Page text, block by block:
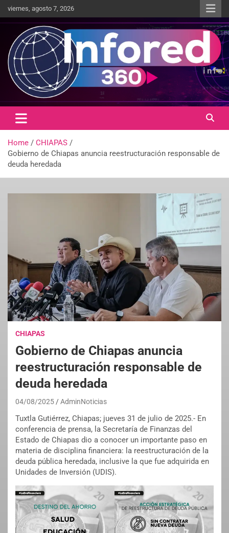
viernes, agosto 7, 2026
infored360.mx
Un giro en la información
Home
CHIAPAS
Gobierno de Chiapas anuncia reestructuración responsable de
deuda heredada
CHIAPAS
Gobierno de Chiapas anuncia
reestructuración responsable de
deuda heredada
04/08/2025 AdminNoticias
Tuxtla Gutiérrez, Chiapas; jueves 31 de julio de 2025.- En
conferencia de prensa, la Secretaría de Finanzas del
Estado de Chiapas dio a conocer un importante paso en
materia de disciplina financiera: la reestructuración de la
deuda pública heredada, inclusive la que fue adquirida en
Unidades de Inversión (UDIS).